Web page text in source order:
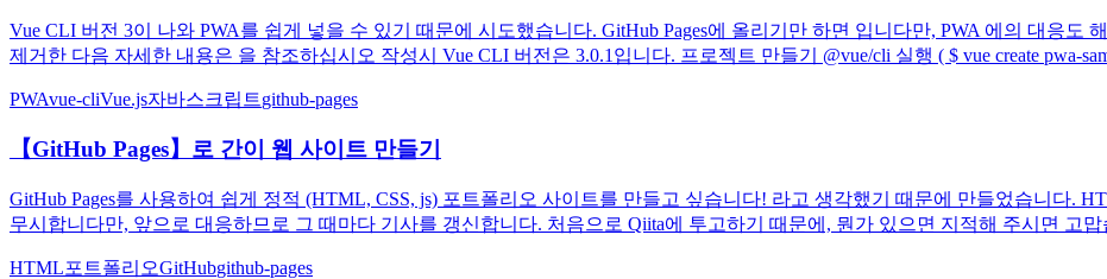
Vue CLI 버전 3이 나와 PWA를 쉽게 넣을 수 있기 때문에 시도했습니다. GitHub Pages에 올리기만 하면 입니다만, PWA 에의 대응도
제거한 다음 자세한 내용은 을 참조하십시오 작성시 Vue CLI 버전은 3.0.1입니다. 프로젝트 만들기 @vue/cli 실행 ( $ vue create pwa-
PWAvue-cliVue.js자바스크립트github-pages
【GitHub Pages】로 간이 웹 사이트 만들기
GitHub Pages를 사용하여 쉽게 정적 (HTML, CSS, js) 포트폴리오 사이트를 만들고 싶습니다! 라고 생각했기 때문에 만들었습니다.
무시합니다만, 앞으로 대응하므로 그 때마다 기사를 갱신합니다. 처음으로 Qiita에 투고하기 때문에, 뭔가 있으면 지적해 주시면 고
HTML포트폴리오GitHubgithub-pages